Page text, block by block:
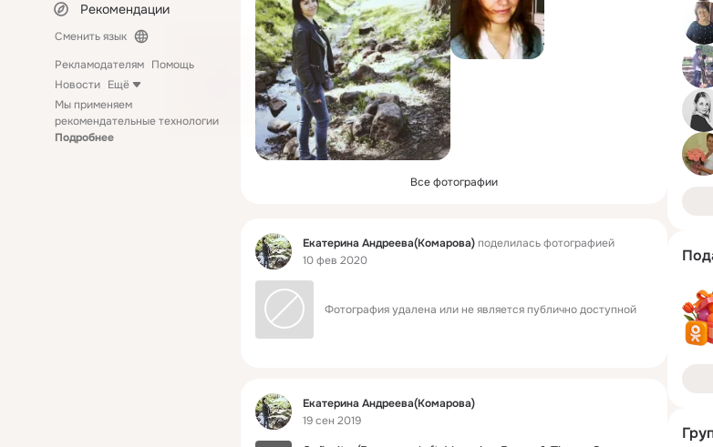
Рекомендации
Сменить язык
Рекламодателям Помощь
Новости Ещё
Мы применяем
рекомендательные технологии
Подробнее
Все фотографии
Фид Екатерина Андреева(Комарова)поделилась фотографией
10 фев 2020
Фотография удалена или не является публично доступной
Фид
Екатерина Андреева(Комарова)
19 сен 2019